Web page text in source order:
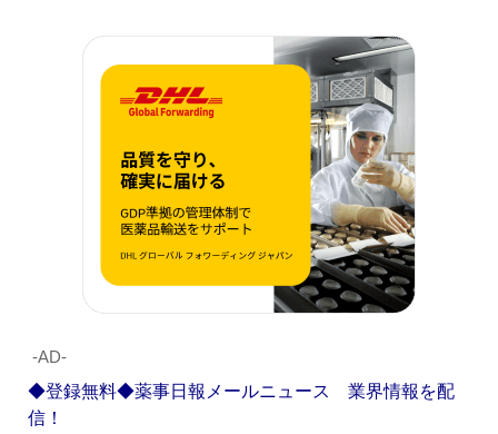
‐AD‐
◆登録無料◆薬事日報メールニュース 業界情報を配
信！